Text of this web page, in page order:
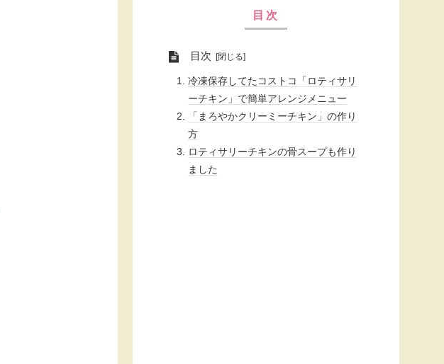
目次
目次
冷凍保存してたコストコ「ロティサリ
ーチキン」で簡単アレンジメニュー
「まろやかクリーミーチキン」の作り
方
ロティサリーチキンの骨スープも作り
ました